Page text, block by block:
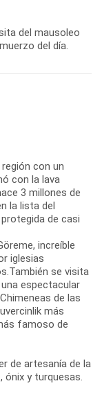
del mausoleo
del día.
con un
con la lava
3 millones de
la lista del
de casi
increíble
iglesias
se visita
espectacular
de las
más
famoso de
de artesanía de la
y turquesas.